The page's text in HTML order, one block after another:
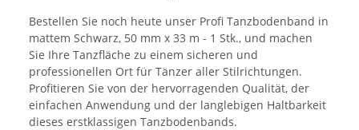
Bestellen Sie noch heute unser Profi Tanzbodenband in
mattem Schwarz, 50 mm x 33 m - 1 Stk., und machen
Sie Ihre Tanzfläche zu einem sicheren und
professionellen Ort für Tänzer aller Stilrichtungen.
Profitieren Sie von der hervorragenden Qualität, der
einfachen Anwendung und der langlebigen Haltbarkeit
dieses erstklassigen Tanzbodenbands.